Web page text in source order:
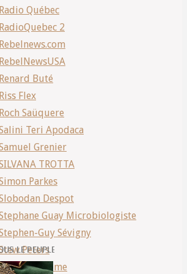
Radio Québec
RadioQuebec 2
Rebelnews.com
RebelNewsUSA
Renard Buté
Riss Flex
Roch Saüquere
Teri Apodaca
Grenier
TROTTA
Parkes
Despot
Guay Microbiologiste
Guy Sévigny
Peters
The Crime